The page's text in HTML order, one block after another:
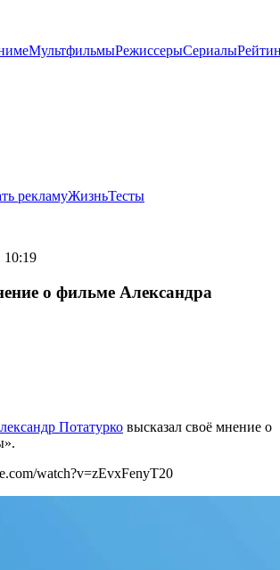
МультфильмыРежиссерыСериалы
рекламуЖизньТесты
10:19
о фильме Александра
Потатурко высказал своё мнение о
watch?v=zEvxFenyT20